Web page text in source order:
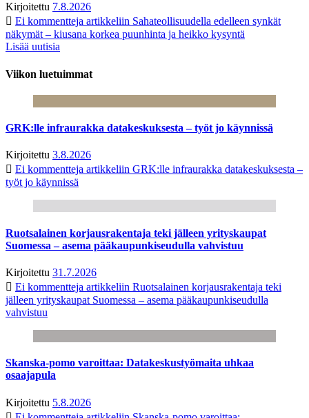
Kirjoitettu 7.8.2026
Ei kommentteja artikkeliin Sahateollisuudella edelleen synkät
näkymät – kiusana korkea puunhinta ja heikko kysyntä
Lisää uutisia
Viikon luetuimmat
GRK:lle infraurakka datakeskuksesta – työt jo käynnissä
Kirjoitettu 3.8.2026
Ei kommentteja artikkeliin GRK:lle infraurakka datakeskuksesta –
työt jo käynnissä
Ruotsalainen korjausrakentaja teki jälleen yrityskaupat
Suomessa – asema pääkaupunkiseudulla vahvistuu
Kirjoitettu 31.7.2026
Ei kommentteja artikkeliin Ruotsalainen korjausrakentaja teki
jälleen yrityskaupat Suomessa – asema pääkaupunkiseudulla
vahvistuu
Skanska-pomo varoittaa: Datakeskustyömaita uhkaa
osaajapula
Kirjoitettu 5.8.2026